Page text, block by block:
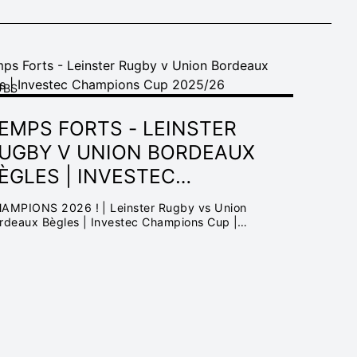
FORTS - LEINSTER
V UNION BORDEAUX
| INVESTEC
CUP 2025/26
2026 ! | Leinster Rugby vs Union
Bègles | Investec Champions Cup |